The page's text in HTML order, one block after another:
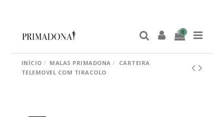
0
INÍCIO MALAS PRIMADONA
CARTEIRA
TELEMOVEL COM TIRACOLO